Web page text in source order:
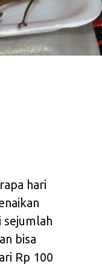
hari
sejumlah
bisa
Rp 100